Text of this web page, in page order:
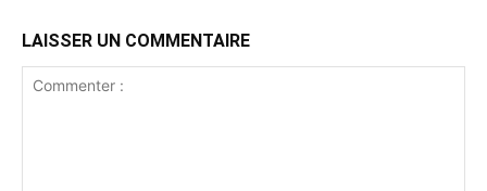
LAISSER UN COMMENTAIRE